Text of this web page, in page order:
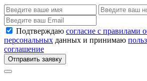
Подтверждаю согласие с правилами
персональных данных и принимаю
соглашение
Отправить заявку